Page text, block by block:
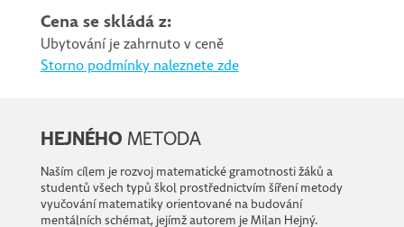
Cena se skládá z:
Ubytování je zahrnuto v ceně
Storno podmínky naleznete zde
HEJNÉHO METODA
Naším cílem je rozvoj matematické gramotnosti žáků a
studentů všech typů škol prostřednictvím šíření metody
vyučování matematiky orientované na budování
mentálních schémat, jejímž autorem je Milan Hejný.